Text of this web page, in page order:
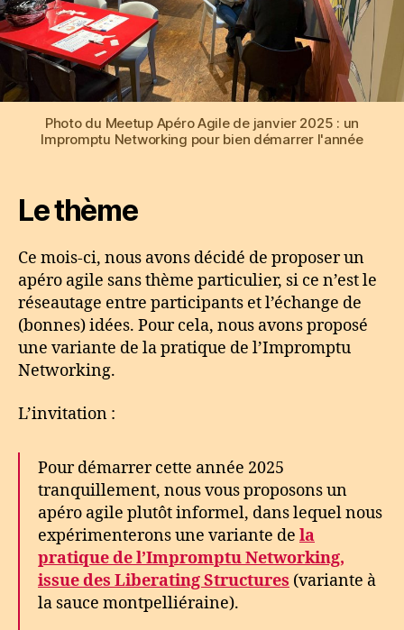
l’année
Photo du Meetup Apéro Agile de janvier 2025 : un
Impromptu Networking pour bien démarrer l'année
Le thème
Ce mois-ci, nous avons décidé de proposer un
apéro agile sans thème particulier, si ce n’est le
réseautage entre participants et l’échange de
(bonnes) idées. Pour cela, nous avons proposé
une variante de la pratique de l’Impromptu
Networking.
L’invitation :
Pour démarrer cette année 2025
tranquillement, nous vous proposons un
apéro agile plutôt informel, dans lequel nous
expérimenterons une variante de la
pratique de l’Impromptu Networking,
issue des Liberating Structures (variante à
la sauce montpelliéraine).